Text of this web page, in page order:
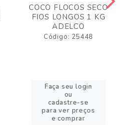
COCO FLOCOS SECO
FIOS LONGOS 1 KG
ADELCO
Código: 25448
Faça seu login
ou
cadastre-se
para ver preços
e comprar